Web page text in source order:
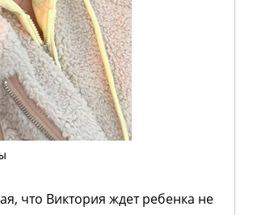
что Виктория ждет ребенка не